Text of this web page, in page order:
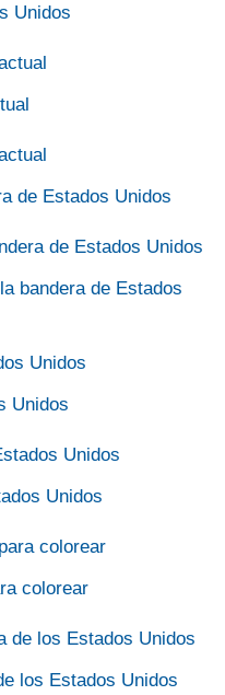
Unidos
de Estados Unidos
bandera de Estados
Unidos
Unidos
colorear
los Estados Unidos